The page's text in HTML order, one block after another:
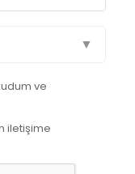
ve
iletişime